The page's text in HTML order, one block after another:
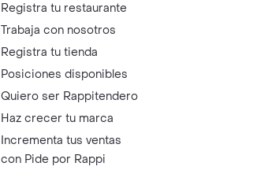
Registra tu restaurante
Trabaja con nosotros
Registra tu tienda
Posiciones disponibles
Quiero ser Rappitendero
Haz crecer tu marca
Incrementa tus ventas
con Pide por Rappi